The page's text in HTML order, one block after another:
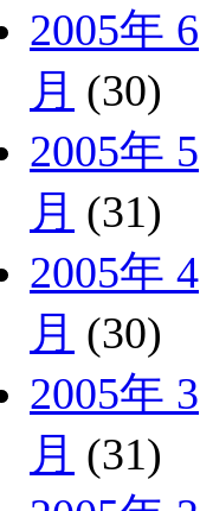
2005年 6
月 (30)
2005年 5
月 (31)
2005年 4
月 (30)
2005年 3
月 (31)